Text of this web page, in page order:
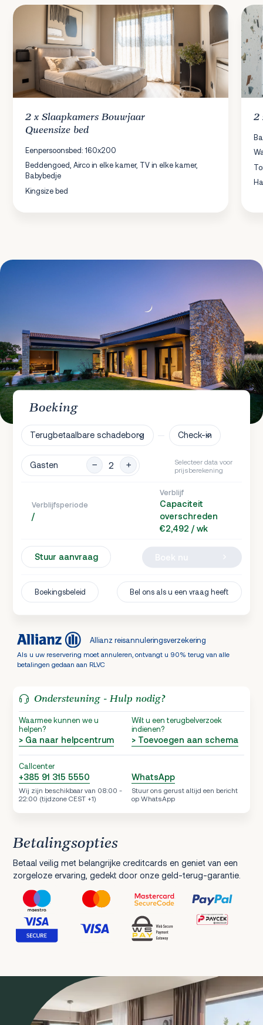
2 xSlaapkamers Bouwjaar
Queensize bed
Eenpersoonsbed: 160x200
Beddengoed, Airco in elke kamer, TV in elke kamer,
Babybedje
Kingsize bed
2
Boeking
Terugbetaalbare schadeborg Check-in
Gasten
Selecteer data voor
prijsberekening
Verblijfsperiode
/
Verblijf
Capaciteit
overschreden
€2,492 / wk
Stuur aanvraag
Boekingsbeleid Bel ons als u een vraag heeft
Allianz reisannuleringsverzekering
Als u uw reservering moet annuleren, ontvangt u 90% terug van alle
betalingen gedaan aan RLVC
Ondersteuning - Hulp nodig?
Waarmee kunnen we u
helpen?
> Ga naar helpcentrum
Wilt u een terugbelverzoek
indienen?
> Toevoegen aan schema
Callcenter
+385 91 315 5550
Wij zijn beschikbaar van 08:00 -
22:00 (tijdzone CEST +1)
WhatsApp
Stuur ons gerust altijd een bericht
op WhatsApp
Betalingsopties
Betaal veilig met belangrijke creditcards en geniet van een
zorgeloze ervaring, gedekt door onze geld-terug-garantie.